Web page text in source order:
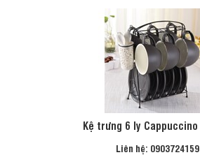
Kệ trưng 6 ly
Liên hệ: 0903724159